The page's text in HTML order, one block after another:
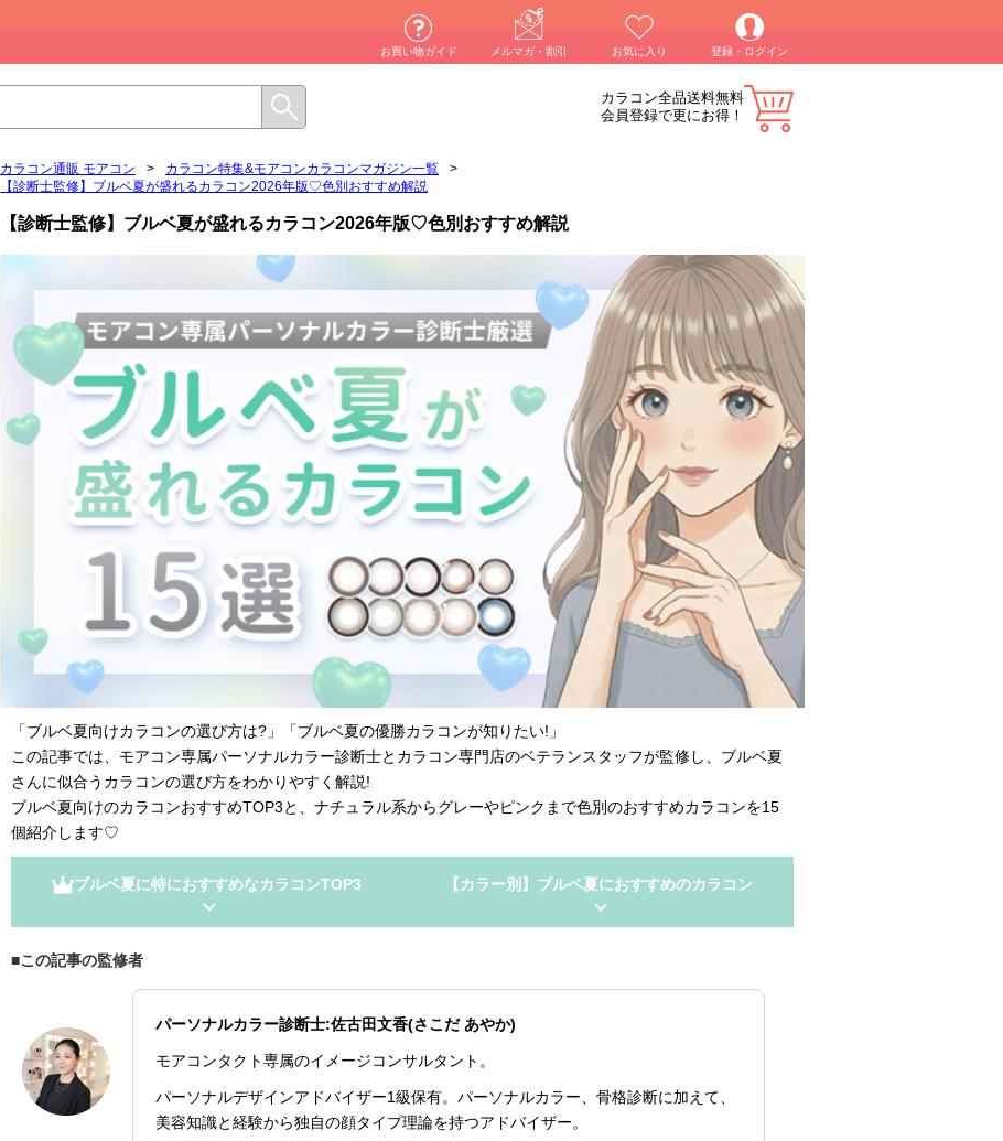
お買い物ガイド メルマガ・割引 お気に入り 登録・ログイン
カラコン全品送料無料
会員登録で更にお得！
カラコン通販 モアコン > カラコン特集&モアコンカラコンマガジン一覧
>
【診断士監修】ブルベ夏が盛れるカラコン2026年版♡色別おすすめ解説
【診断士監修】ブルベ夏が盛れるカラコン2026年版♡色別おすすめ解説
「ブルベ夏向けカラコンの選び方は?」「ブルベ夏の優勝カラコンが知りたい!」
この記事では、モアコン専属パーソナルカラー診断士とカラコン専門店のベテランスタッフが監修し、ブルベ夏
さんに似合うカラコンの選び方をわかりやすく解説!
ブルベ夏向けのカラコンおすすめTOP3と、ナチュラル系からグレーやピンクまで色別のおすすめカラコンを15
個紹介します♡
ブルベ夏に特におすすめなカラコンTOP3 【カラー別】ブルベ夏におすすめのカラコン
この記事の監修者
パーソナルカラー診断士:佐古田文香(さこだ あやか)
モアコンタクト専属のイメージコンサルタント。
パーソナルデザインアドバイザー1級保有。パーソナルカラー、骨格診断に加えて、
美容知識と経験から独自の顔タイプ理論を持つアドバイザー。